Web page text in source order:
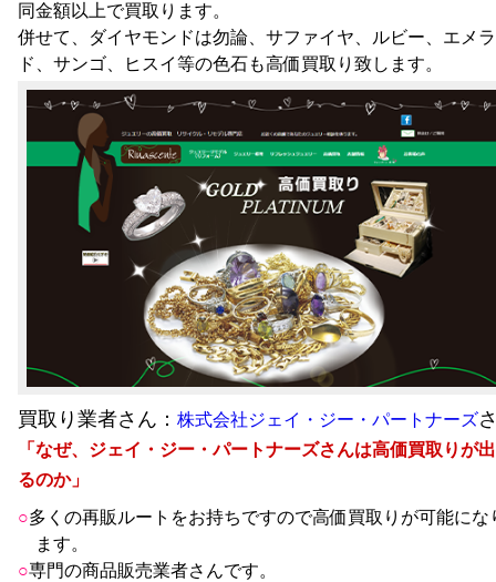
同金額以上で買取ります。
併せて、ダイヤモンドは勿論、サファイヤ、ルビー、エメ
ド、サンゴ、ヒスイ等の色石も高価買取り致します。
買取り業者さん： 株式会社ジェイ・ジー・パートナーズ
「なぜ、ジェイ・ジー・パートナーズさんは高価買取りが
るのか」
多くの再販ルートをお持ちですので高価買取りが可能にな
ます。
専門の商品販売業者さんです。